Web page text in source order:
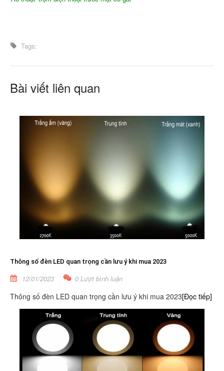
Tags:
Bài viết liên quan
Thông số đèn LED quan trọng cần lưu ý khi mua 2023
12/01/2023 0 Lượt bình luận
Thông số đèn LED quan trọng cần lưu ý khi mua 2023[Đọc tiếp]